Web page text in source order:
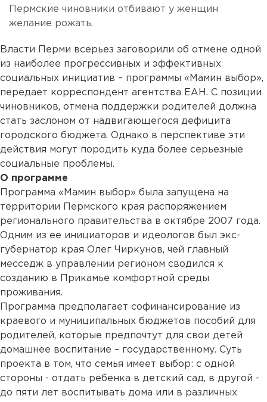
Пермские чиновники отбивают у женщин
желание рожать.
Власти Перми всерьез заговорили об отмене одной
из наиболее прогрессивных и эффективных
социальных инициатив – программы «Мамин выбор»,
передает корреспондент агентства ЕАН. С позиции
чиновников, отмена поддержки родителей должна
стать заслоном от надвигающегося дефицита
городского бюджета. Однако в перспективе эти
действия могут породить куда более серьезные
социальные проблемы.
О программе
Программа «Мамин выбор» была запущена на
территории Пермского края распоряжением
регионального правительства в октябре 2007 года.
Одним из ее инициаторов и идеологов был экс-
губернатор края Олег Чиркунов, чей главный
месседж в управлении регионом сводился к
созданию в Прикамье комфортной среды
проживания.
Программа предполагает софинансирование из
краевого и муниципальных бюджетов пособий для
родителей, которые предпочтут для свои детей
домашнее воспитание – государственному. Суть
проекта в том, что семья имеет выбор: с одной
стороны - отдать ребенка в детский сад, в другой -
до пяти лет воспитывать дома или в различных